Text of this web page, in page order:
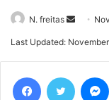
N. freitas
Send
Last Updated: